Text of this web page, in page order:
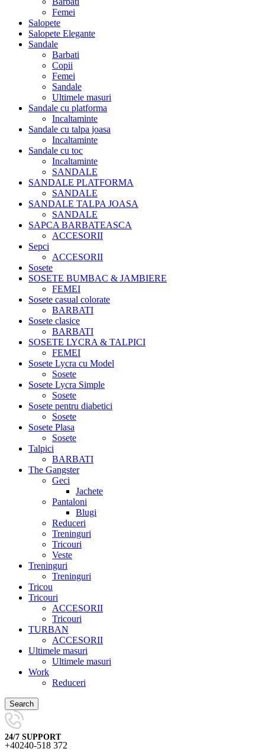
Femei
Salopete
Salopete Elegante
Sandale
Barbati
Copii
Femei
Sandale
Ultimele masuri
Sandale cu platforma
Incaltaminte
Sandale cu talpa joasa
Incaltaminte
Sandale cu toc
Incaltaminte
SANDALE
SANDALE PLATFORMA
SANDALE
SANDALE TALPA JOASA
SANDALE
SAPCA BARBATEASCA
ACCESORII
Sepci
ACCESORII
Sosete
SOSETE BUMBAC & JAMBIERE
FEMEI
Sosete casual colorate
BARBATI
Sosete clasice
BARBATI
SOSETE LYCRA & TALPICI
FEMEI
Sosete Lycra cu Model
Sosete
Sosete Lycra Simple
Sosete
Sosete pentru diabetici
Sosete
Sosete Plasa
Sosete
Talpici
BARBATI
The Gangster
Geci
Jachete
Pantaloni
Blugi
Reduceri
Treninguri
Tricouri
Veste
Treninguri
Treninguri
Tricou
Tricouri
ACCESORII
Tricouri
TURBAN
ACCESORII
Ultimele masuri
Ultimele masuri
Work
Reduceri
Search
24/7 SUPPORT
+40240-518 372